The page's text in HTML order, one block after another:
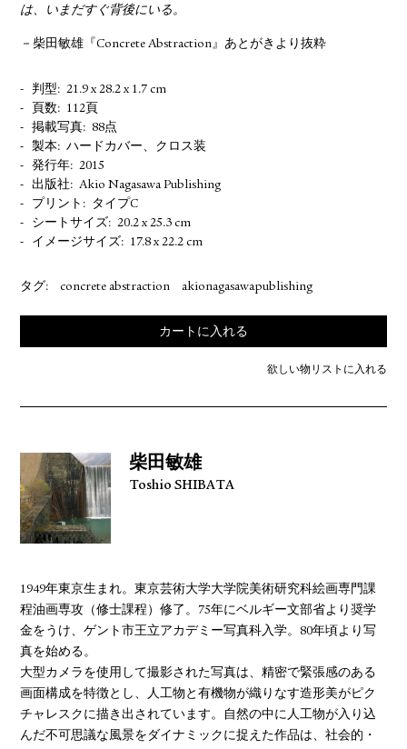
カートに入れる
欲しい物リストに入れる
は、いまだすぐ背後にいる。
－柴田敏雄『Concrete Abstraction』あとがきより抜粋
判型
21.9 x 28.2 x 1.7 cm
頁数
112頁
掲載写真
88点
製本
ハードカバー、クロス装
発行年
2015
出版社
Akio Nagasawa Publishing
プリント
タイプC
シートサイズ
20.2 x 25.3 cm
イメージサイズ
17.8 x 22.2 cm
タグ: concrete abstraction akionagasawapublishing
柴田敏雄
Toshio SHIBATA
1949年東京生まれ。東京芸術大学大学院美術研究科絵画専門課
程油画専攻（修士課程）修了。75年にベルギー文部省より奨学
金をうけ、ゲント市王立アカデミー写真科入学。80年頃より写
真を始める。
大型カメラを使用して撮影された写真は、精密で緊張感のある
画面構成を特徴とし、人工物と有機物が織りなす造形美がピク
チャレスクに描き出されています。自然の中に人工物が入り込
んだ不可思議な風景をダイナミックに捉えた作品は、社会的・